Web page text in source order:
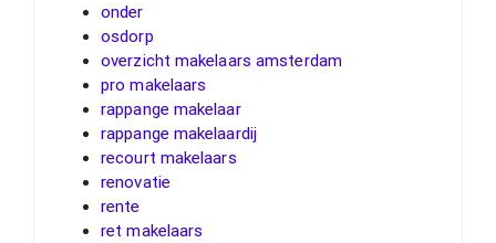
onder
osdorp
overzicht makelaars amsterdam
pro makelaars
rappange makelaar
rappange makelaardij
recourt makelaars
renovatie
rente
ret makelaars